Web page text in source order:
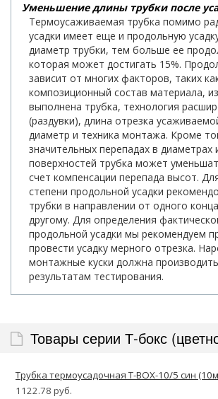
Уменьшение длины трубки после
Термоусаживаемая трубка помимо
усадки имеет еще и продольную
диаметр трубки, тем больше ее
которая может достигать 15%.
зависит от многих факторов, таких
композиционный состав материала,
выполнена трубка, технология
(раздувки), длина отрезка
диаметр и техника монтажа. Кроме
значительных перепадах в диаметрах
поверхностей трубка может
счет компенсации перепада высот.
степени продольной усадки
трубки в направлении от одного
другому. Для определения
продольной усадки мы рекомендуем
провести усадку мерного отрезка.
монтажные куски должна
результатам тестирования.
Товары серии Т-бокс
Трубка термоусадочная Т-BOX-10/5 син
1122.78 руб.